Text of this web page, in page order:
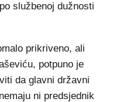
službenoj dužnosti
prikriveno, ali
potpuno je
da glavni državni
ni predsjednik